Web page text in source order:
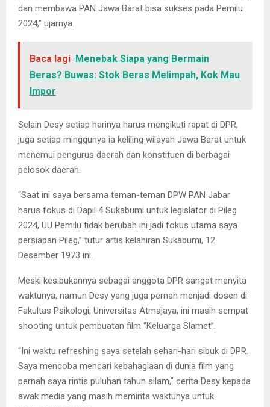
dan membawa PAN Jawa Barat bisa sukses pada Pemilu
2024,” ujarnya.
Baca lagi Menebak Siapa yang Bermain
Beras? Buwas: Stok Beras Melimpah, Kok Mau
Impor
Selain Desy setiap harinya harus mengikuti rapat di DPR,
juga setiap minggunya ia keliling wilayah Jawa Barat untuk
menemui pengurus daerah dan konstituen di berbagai
pelosok daerah.
“Saat ini saya bersama teman-teman DPW PAN Jabar
harus fokus di Dapil 4 Sukabumi untuk legislator di Pileg
2024, UU Pemilu tidak berubah ini jadi fokus utama saya
persiapan Pileg,” tutur artis kelahiran Sukabumi, 12
Desember 1973 ini.
Meski kesibukannya sebagai anggota DPR sangat menyita
waktunya, namun Desy yang juga pernah menjadi dosen di
Fakultas Psikologi, Universitas Atmajaya, ini masih sempat
shooting untuk pembuatan film “Keluarga Slamet”.
“Ini waktu refreshing saya setelah sehari-hari sibuk di DPR.
Saya mencoba mencari kebahagiaan di dunia film yang
pernah saya rintis puluhan tahun silam,” cerita Desy kepada
awak media yang masih meminta waktunya untuk